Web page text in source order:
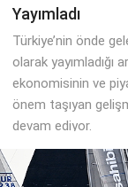
Yayımladı
Türkiye’nin önde
olarak yayımladığı
ekonomisinin ve
önem taşıyan
devam ediyor.